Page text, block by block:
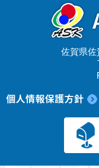
佐賀県佐